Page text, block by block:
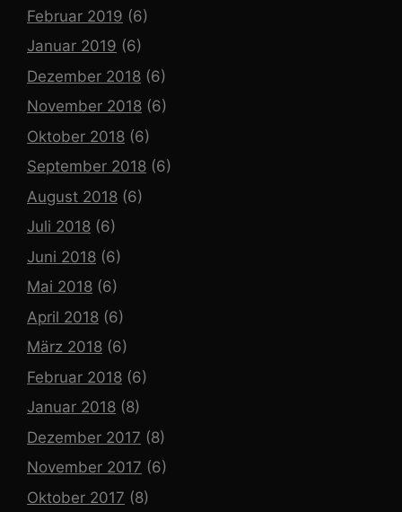
Februar 2019 (6)
Januar 2019 (6)
Dezember 2018 (6)
November 2018 (6)
Oktober 2018 (6)
September 2018 (6)
August 2018 (6)
Juli 2018 (6)
Juni 2018 (6)
Mai 2018 (6)
April 2018 (6)
März 2018 (6)
Februar 2018 (6)
Januar 2018 (8)
Dezember 2017 (8)
November 2017 (6)
Oktober 2017 (8)